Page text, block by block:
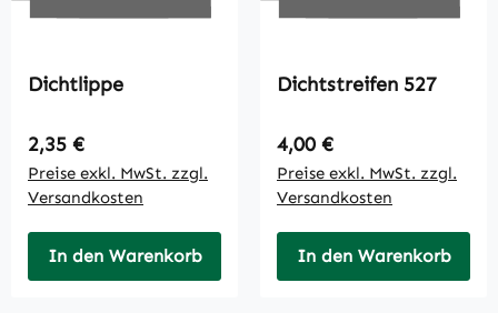
Dichtlippe
Regulärer Preis:
2,35 €
Preise exkl. MwSt. zzgl.
Versandkosten
In den Warenkorb
Dichtstreifen 527
Regulärer Preis:
4,00 €
Preise exkl. MwSt. zzgl.
Versandkosten
In den Warenkorb